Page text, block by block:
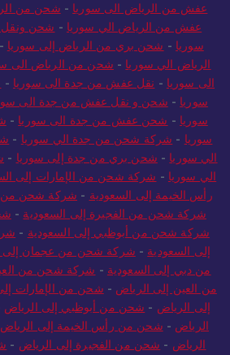
عفش من الرياض الى سوريا - شحن من
عفش من الرياض الي سوريا - شحن
سوريا - شحن بري من الرياض إلى سوريا -
الرياض الي سوريا - شحن من الرياض الى
الى سوريا - نقل عفش من جدة الى سوريا -
سوريا - شحن و نقل عفش من جدة الى
سوريا - شحن عفش من جدة الى سوريا -
سوريا - شركة شحن من جدة الي سوريا -
الي سوريا - شحن بري من جدة إلى سوريا -
الي سوريا - شركة شحن من الإمارات إلى
رأس الخيمة إلى السعودية - شركة شحن من
شركة شحن من الفجيرة إلى السعودية -
شركة شحن من أبوظبي إلى السعودية -
إلى السعودية - شركة شحن من عجمان إلى
من دبي إلى السعودية - شركة شحن من
من العين إلى الرياض - شحن من الإمارات
إلى الرياض - شحن من أبوظبي إلى الرياض
الرياض - شحن من رأس الخيمة إلى الرياض
الرياض - شحن من الفجيرة إلى الرياض -